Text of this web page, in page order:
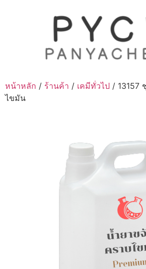
หน้าหลัก / ร้านค้า / เคมีทั่วไป / 13157
ไขมัน